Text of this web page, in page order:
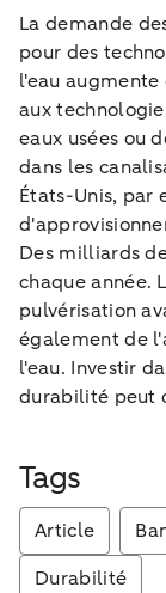
La demande
pour des
l'eau augmente
aux
eaux usées ou
dans les
États-Unis, par
Des milliards
chaque année.
pulvérisation
également de
l'eau. Investir
durabilité peut
Tags
Article
Durabilité